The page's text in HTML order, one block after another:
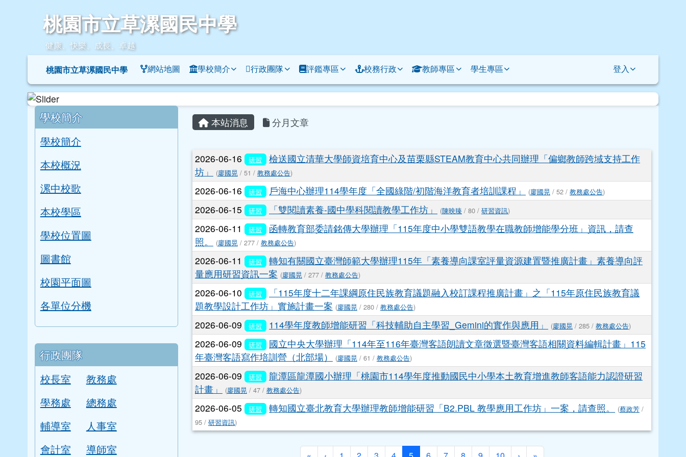
桃園市立草漯國民中學
桃園市立草漯國民中學
健康、快樂、成長、卓越
導覽列桃園市立草漯國民中學 網站地圖 學校簡介 行政團隊 評鑑專區 校務行政 教師專區 學生專區 登入
左邊區域內容
學校簡介
學校簡介
本校概況
漯中校歌
本校學區
學校位置圖
圖書館
校園平面圖
各單位分機
行政團隊
校長室
教務處
學務處
總務處
輔導室
人事室
會計室
導師室
主內容區域
本站消息 分月文章
文章列表
2026-06-16 研習
檢送國立清華大學師資培育中心及苗栗縣STEAM教育中心共同辦理「偏鄉教師跨域支持工作
坊」
(廖國晃/ 51 / 教務處公告)
2026-06-16 研習 戶海中心辦理114學年度「全國綠階/初階海洋教育者培訓課程」 (廖國晃 / 52 /教務處公告)
2026-06-15 研習 「雙閱讀素養-國中學科閱讀教學工作坊」 (陳映臻 / 80 /研習資訊)
2026-06-11 研習
函轉教育部委請銘傳大學辦理「115年度中小學雙語教學在職教師增能學分班」資訊，請查
照。
(廖國晃/ 277 / 教務處公告)
2026-06-11 研習
轉知有關國立臺灣師範大學辦理115年「素養導向課室評量資源建置暨推廣計畫」素養導向評
量應用研習資訊一案 (廖國晃/ 277 / 教務處公告)
2026-06-10 研習
「115年度十二年課綱原住民族教育議題融入校訂課程推廣計畫」之「115年原住民族教育議
題教學設計工作坊」實施計畫一案 (廖國晃/ 280 / 教務處公告)
2026-06-09 研習 114學年度教師增能研習「科技輔助自主學習_Gemini的實作與應用」 (廖國晃 / 285 /教務處公告)
2026-06-09 研習
國立中央大學辦理「114年至116年臺灣客語朗讀文章徵選暨臺灣客語相關資料編輯計畫」115
年臺灣客語寫作培訓營（北部場）
(廖國晃/ 61 / 教務處公告)
2026-06-09 研習
龍潭區龍潭國小辦理「桃園市114學年度推動國民中小學本土教育增進教師客語能力認證研習
計畫」
(廖國晃/ 47 / 教務處公告)
2026-06-05 研習 轉知國立臺北教育大學辦理教師增能研習「B2.PBL 教學應用工作坊」一案，請查照。 (蔡政芳 /
95 / 研習資訊)
頁尾區域